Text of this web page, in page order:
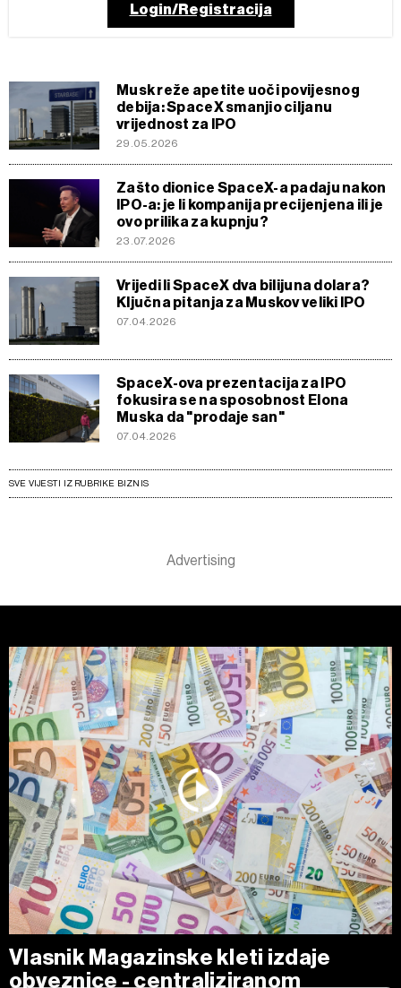
Login/Registracija
Musk reže apetite uoči povijesnog
debija: SpaceX smanjio ciljanu
vrijednost za IPO
29.05.2026
Zašto dionice SpaceX-a padaju nakon
IPO-a: je li kompanija precijenjena ili je
ovo prilika za kupnju?
23.07.2026
Vrijedi li SpaceX dva bilijuna dolara?
Ključna pitanja za Muskov veliki IPO
07.04.2026
SpaceX-ova prezentacija za IPO
fokusira se na sposobnost Elona
Muska da "prodaje san"
07.04.2026
SVE VIJESTI IZ RUBRIKE BIZNIS
Vlasnik Magazinske kleti izdaje
obveznice - centraliziranom